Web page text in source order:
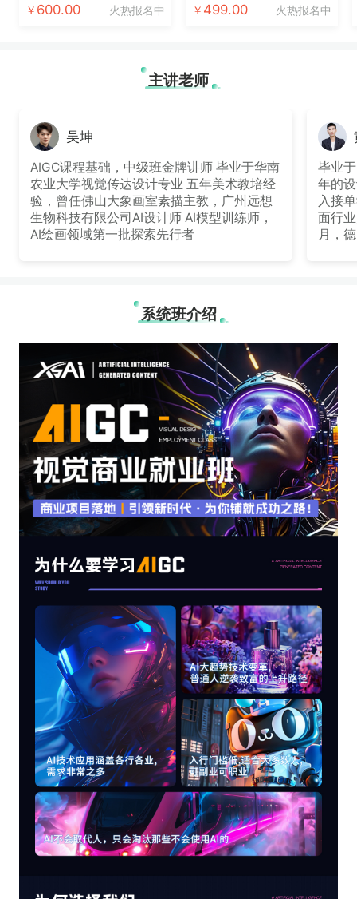
￥ 600.00 火热报名中 ￥ 499.00 火热报名中
主讲老师
吴坤
AIGC课程基础，中级班金牌讲师 毕业于华南
农业大学视觉传达设计专业 五年美术教培经
验，曾任佛山大象画室素描主教，广州远想
生物科技有限公司AI设计师 AI模型训练师，
AI绘画领域第一批探索先行者
毕业
年的
入接
面行
月，
系统班介绍